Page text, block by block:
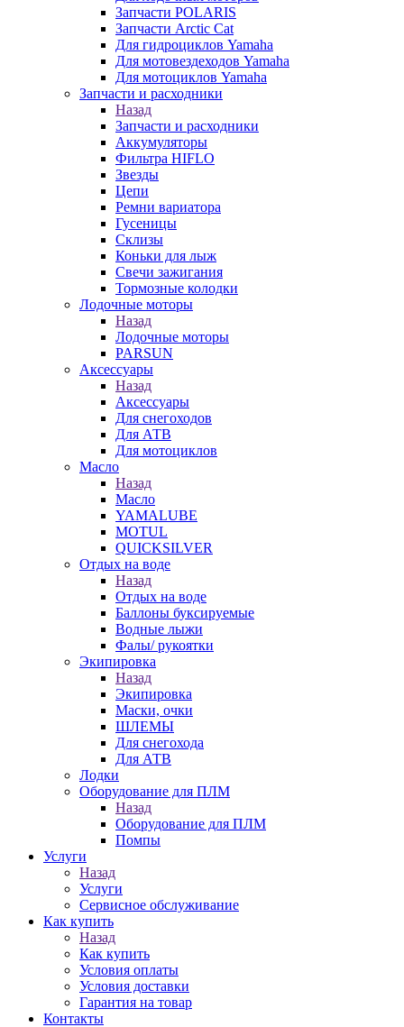
Запчасти POLARIS
Запчасти Arctic Cat
Для гидроциклов Yamaha
Для мотовездеходов Yamaha
Для мотоциклов Yamaha
Запчасти и расходники
Назад
Запчасти и расходники
Аккумуляторы
Фильтра HIFLO
Звезды
Цепи
Ремни вариатора
Гусеницы
Склизы
Коньки для лыж
Свечи зажигания
Тормозные колодки
Лодочные моторы
Назад
Лодочные моторы
PARSUN
Аксессуары
Назад
Аксессуары
Для снегоходов
Для АТВ
Для мотоциклов
Масло
Назад
Масло
YAMALUBE
MOTUL
QUICKSILVER
Отдых на воде
Назад
Отдых на воде
Баллоны буксируемые
Водные лыжи
Фалы/ рукоятки
Экипировка
Назад
Экипировка
Маски, очки
ШЛЕМЫ
Для снегохода
Для АТВ
Лодки
Оборудование для ПЛМ
Назад
Оборудование для ПЛМ
Помпы
Услуги
Назад
Услуги
Сервисное обслуживание
Как купить
Назад
Как купить
Условия оплаты
Условия доставки
Гарантия на товар
Контакты